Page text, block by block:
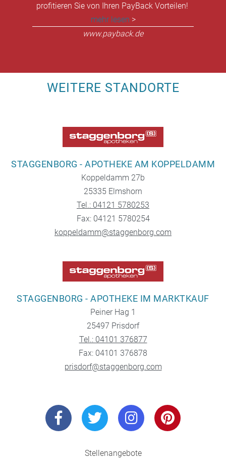
profitieren Sie von Ihren PayBack Vorteilen!
mehr lesen >
www.payback.de
WEITERE STANDORTE
STAGGENBORG - APOTHEKE AM KOPPELDAMM
Koppeldamm 27b
25335 Elmshorn
Tel.: 04121 5780253
Fax: 04121 5780254
koppeldamm@staggenborg.com
STAGGENBORG - APOTHEKE IM MARKTKAUF
Peiner Hag 1
25497 Prisdorf
Tel.: 04101 376877
Fax: 04101 376878
prisdorf@staggenborg.com
Stellenangebote